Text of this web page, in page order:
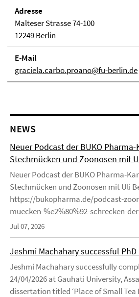
Adresse
Malteser Strasse 74-100
12249 Berlin
E-Mail
graciela.carbo.proano@fu-berlin.de
NEWS
Neuer Podcast der BUKO
Stechmücken und Zoonosen mit
Neuer Podcast der BUKO Pharma-
Stechmücken und Zoonosen mit Uli
https://bukopharma.de/podcast-
muecken-%e2%80%92-schrecken-
Jul 07, 2026
Jeshmi Machahary successful
Jeshmi Machahary successfully
24/04/2026 at Gauhati University,
dissertation titled ‘Place of Small